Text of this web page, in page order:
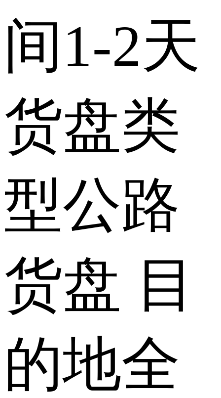
间 1-2天
货盘类
型公路
货盘 目
的地全